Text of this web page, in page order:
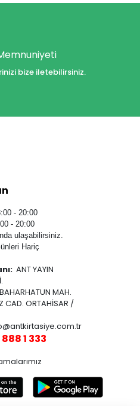
bize iletebilirsiniz.
- 20:00
- 20:00
ulaşabilirsiniz.
Hariç
ANT YAYIN
MAH.
CAD. ORTAHİSAR /
1 333